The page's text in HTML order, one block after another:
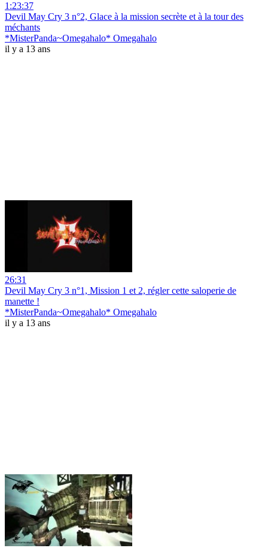
1:23:37
Devil May Cry 3 n°2, Glace à la mission secrète et à la tour des
méchants
*MisterPanda~Omegahalo* Omegahalo
il y a 13 ans
26:31
Devil May Cry 3 n°1, Mission 1 et 2, régler cette saloperie de
manette !
*MisterPanda~Omegahalo* Omegahalo
il y a 13 ans